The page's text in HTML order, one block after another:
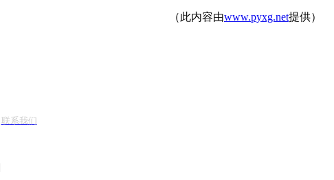
（此内容由www.pyxg.net提供）
联系我们